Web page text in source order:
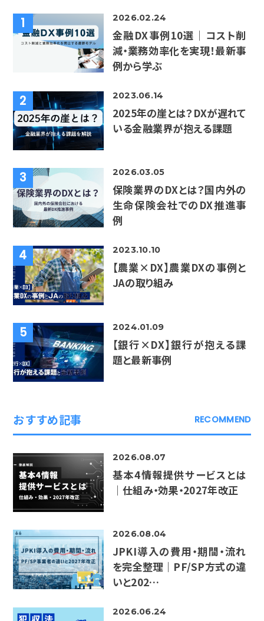
1 2026.02.24
金融DX事例10選｜コスト削
減・業務効率化を実現！最新事
例から学ぶ
2 2023.06.14
2025年の崖とは？DXが遅れて
いる金融業界が抱える課題
3 2026.03.05
保険業界のDXとは？国内外の
生命保険会社でのDX推進事
例
4 2023.10.10
【農業×DX】農業DXの事例と
JAの取り組み
5 2024.01.09
【銀行×DX】銀行が抱える課
題と最新事例
おすすめ記事 RECOMMEND
2026.08.07
基本4情報提供サービスとは
｜仕組み・効果・2027年改正
2026.08.04
JPKI導入の費用・期間・流れ
を完全整理｜PF/SP方式の違
いと202…
2026.06.24